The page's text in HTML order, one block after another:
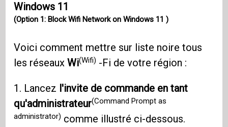
Windows 11
(Option 1: Block Wifi Network on Windows 11 )
Voici comment mettre sur liste noire tous
les réseauxWi(Wifi) -Fi de votre région :
1. Lancez l'invite de commande en tant
qu'administrateur(Command Prompt as
administrator) comme illustré ci-dessous.